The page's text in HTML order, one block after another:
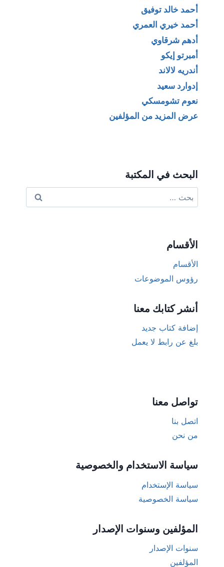
أحمد خالد توفيق
أحمد خيري العمري
أدهم شرقاوي
أمبرتو إيكو
أندريه لالاند
إدوارد سعيد
نعوم تشومسكي
عرض المزيد من المؤلفين
البحث في المكتبة
عن:
الأقسام
الأقسام
رؤوس الموضوعات
أنشر كتابك معنا
إضافة كتاب جديد
بلغ عن رابط لا يعمل
تواصل معنا
اتصل بنا
من نحن
سياسة الاستخدام والخصوصية
سياسة الإستخدام
سياسة الخصوصية
المؤلفين وسنوات الإصدار
سنوات الإصدار
المؤلفين